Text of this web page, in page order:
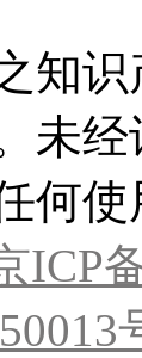
知
未
何使
ICP